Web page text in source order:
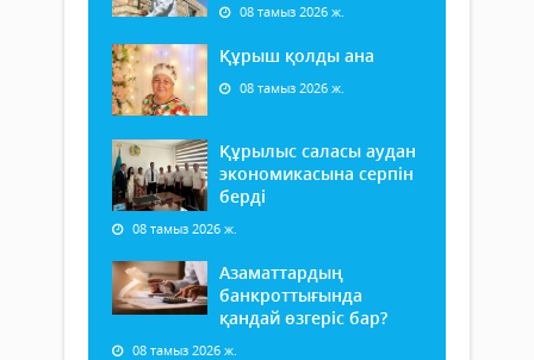
08 тамыз 2026 ж.
Құрыш қолды ана
08 тамыз 2026 ж.
Құрылыс саласы аудан
экономикасына серпін
берді
08 тамыз 2026 ж.
Азаматтардың
банкроттығында
қандай өзгеріс бар?
08 тамыз 2026 ж.